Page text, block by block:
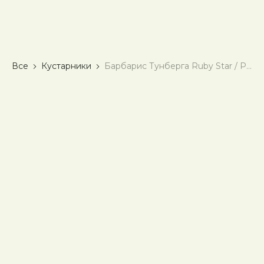
Все Кустарники Барбарис Тунберга Ruby Star / Руби Стар